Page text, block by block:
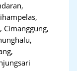
Cimanggung,